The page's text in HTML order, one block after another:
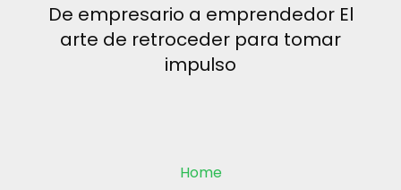
De empresario a emprendedor El
arte de retroceder para tomar
impulso
Home